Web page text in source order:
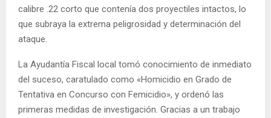
calibre .22 corto que contenía dos proyectiles intactos, lo
que subraya la extrema peligrosidad y determinación del
ataque.
La Ayudantía Fiscal local tomó conocimiento de inmediato
del suceso, caratulado como «Homicidio en Grado de
Tentativa en Concurso con Femicidio», y ordenó las
primeras medidas de investigación. Gracias a un trabajo